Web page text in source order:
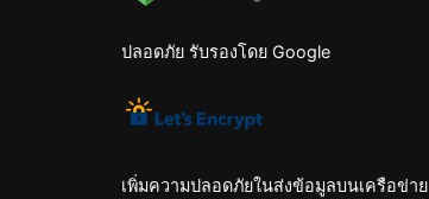
ปลอดภัย รับรองโดย Google
เพิ่มความปลอดภัยในส่งข้อมูลบนเครือข่าย